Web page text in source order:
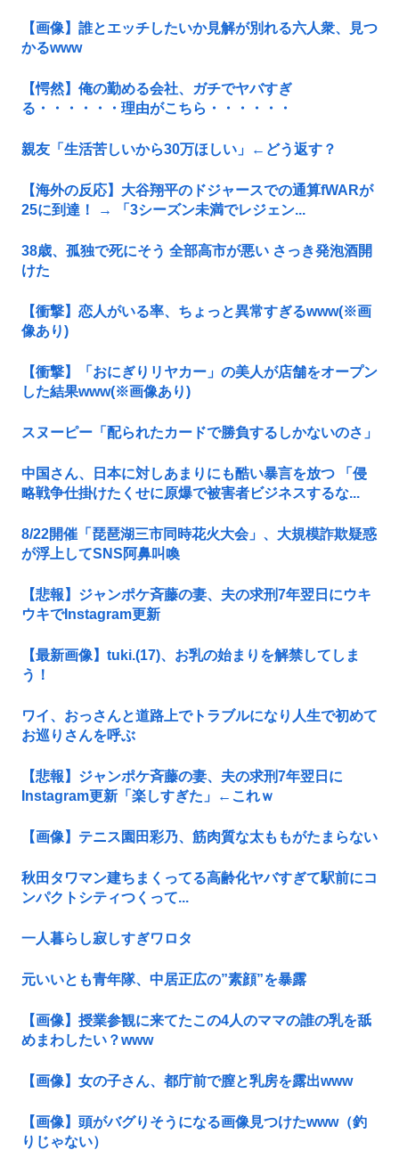
【画像】誰とエッチしたいか見解が別れる六人衆、見つ
かるwww
【愕然】俺の勤める会社、ガチでヤバすぎ
る・・・・・・理由がこちら・・・・・・
親友「生活苦しいから30万ほしい」←どう返す？
【海外の反応】大谷翔平のドジャースでの通算fWARが
25に到達！ → 「3シーズン未満でレジェン...
38歳、孤独で死にそう 全部高市が悪い さっき発泡酒開
けた
【衝撃】恋人がいる率、ちょっと異常すぎるwww(※画
像あり)
【衝撃】「おにぎりリヤカー」の美人が店舗をオープン
した結果www(※画像あり)
スヌーピー「配られたカードで勝負するしかないのさ」
中国さん、日本に対しあまりにも酷い暴言を放つ 「侵
略戦争仕掛けたくせに原爆で被害者ビジネスするな...
8/22開催「琵琶湖三市同時花火大会」、大規模詐欺疑惑
が浮上してSNS阿鼻叫喚
【悲報】ジャンポケ斉藤の妻、夫の求刑7年翌日にウキ
ウキでInstagram更新
【最新画像】tuki.(17)、お乳の始まりを解禁してしま
う！
ワイ、おっさんと道路上でトラブルになり人生で初めて
お巡りさんを呼ぶ
【悲報】ジャンポケ斉藤の妻、夫の求刑7年翌日に
Instagram更新「楽しすぎた」←これｗ
【画像】テニス園田彩乃、筋肉質な太ももがたまらない
秋田タワマン建ちまくってる高齢化ヤバすぎて駅前にコ
ンパクトシティつくって...
一人暮らし寂しすぎワロタ
元いいとも青年隊、中居正広の”素顔”を暴露
【画像】授業参観に来てたこの4人のママの誰の乳を舐
めまわしたい？www
【画像】女の子さん、都庁前で膣と乳房を露出www
【画像】頭がバグりそうになる画像見つけたwww（釣
りじゃない）